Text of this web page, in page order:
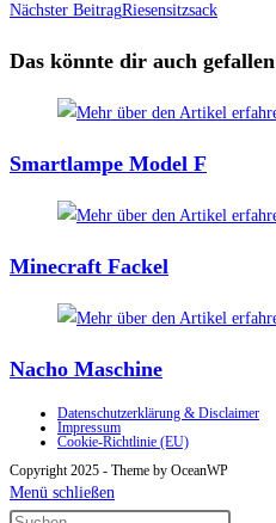
Artikel
ansehen
Nächster BeitragRiesensitzsack
Das könnte dir auch gefallen
Smartlampe Model F
Minecraft Fackel
Nacho Maschine
Datenschutzerklärung & Disclaimer
Impressum
Cookie-Richtlinie (EU)
Copyright 2025 - Theme by OceanWP
Menü schließen